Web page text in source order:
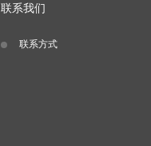
联系我们
联系方式